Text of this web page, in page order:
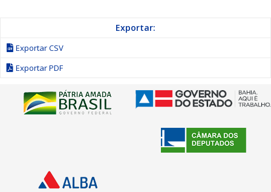
Exportar:
Exportar CSV
Exportar PDF